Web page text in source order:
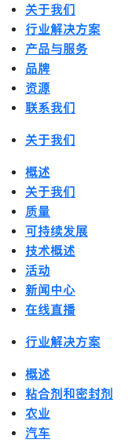
关于我们
行业解决方案
产品与服务
品牌
资源
联系我们
关于我们
概述
关于我们
质量
可持续发展
技术概述
活动
新闻中心
在线直播
行业解决方案
概述
粘合剂和密封剂
农业
汽车